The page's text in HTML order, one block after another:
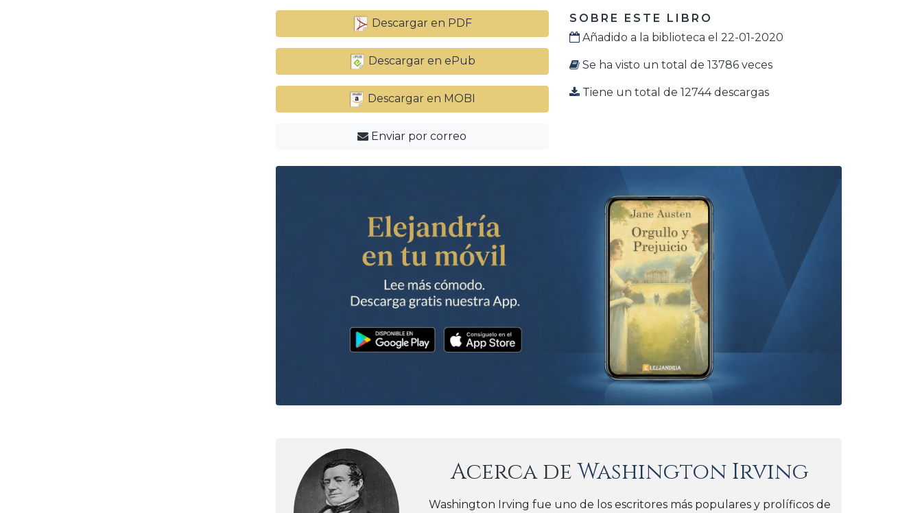
Descargar en PDF
Descargar en ePub
Descargar en MOBI
Enviar por correo
SOBRE ESTE LIBRO
Añadido a la biblioteca el 22-01-2020
Se ha visto un total de 13786 veces
Tiene un total de 12744 descargas
Acerca deWashington Irving
Washington Irving fue uno de los escritores más populares y prolíficos de